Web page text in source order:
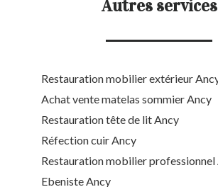
Autres services
Restauration mobilier extérieur
Achat vente matelas sommier Ancy
Restauration tête de lit Ancy
Réfection cuir Ancy
Restauration mobilier professionnel
Ebeniste Ancy